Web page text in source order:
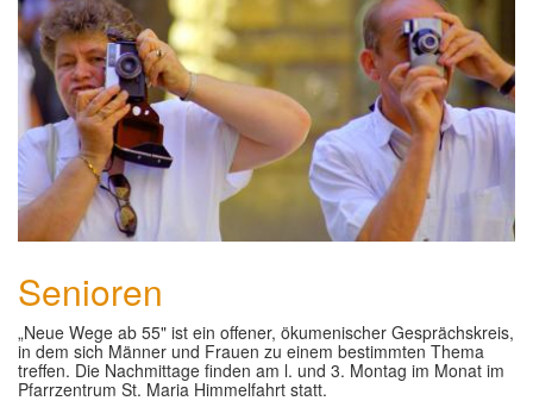
Senioren
„Neue Wege ab 55" ist ein offener, ökumenischer Gesprächskreis,
in dem sich Männer und Frauen zu einem bestimmten Thema
treffen. Die Nachmittage finden am l. und 3. Montag im Monat im
Pfarrzentrum St. Maria Himmelfahrt statt.